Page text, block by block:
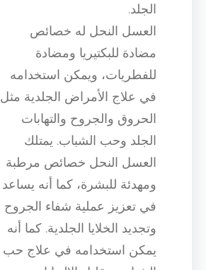
الجلد.
العسل النحل له خصائص
مضادة للبكتيريا ومضادة
للفطريات، ويمكن استخدامه
في علاج الأمراض الجلدية مثل
الحروق والجروح والتهابات
الجلد وحب الشباب. يمتلك
العسل النحل خصائص مرطبة
ومهدئة للبشرة، كما أنه يساعد
في تعزيز عملية شفاء الجروح
وتجديد الخلايا الجلدية. كما أنه
يمكن استخدامه في علاج حب